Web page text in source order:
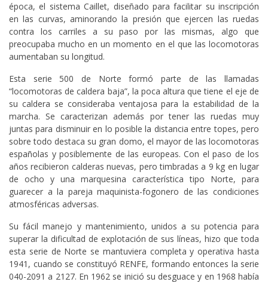
época, el sistema Caillet, diseñado para facilitar su inscripción
en las curvas, aminorando la presión que ejercen las ruedas
contra los carriles a su paso por las mismas, algo que
preocupaba mucho en un momento en el que las locomotoras
aumentaban su longitud.
Esta serie 500 de Norte formó parte de las llamadas
“locomotoras de caldera baja”, la poca altura que tiene el eje de
su caldera se consideraba ventajosa para la estabilidad de la
marcha. Se caracterizan además por tener las ruedas muy
juntas para disminuir en lo posible la distancia entre topes, pero
sobre todo destaca su gran domo, el mayor de las locomotoras
españolas y posiblemente de las europeas. Con el paso de los
años recibieron calderas nuevas, pero timbradas a 9 kg en lugar
de ocho y una marquesina característica tipo Norte, para
guarecer a la pareja maquinista-fogonero de las condiciones
atmosféricas adversas.
Su fácil manejo y mantenimiento, unidos a su potencia para
superar la dificultad de explotación de sus líneas, hizo que toda
esta serie de Norte se mantuviera completa y operativa hasta
1941, cuando se constituyó RENFE, formando entonces la serie
040-2091 a 2127. En 1962 se inició su desguace y en 1968 había